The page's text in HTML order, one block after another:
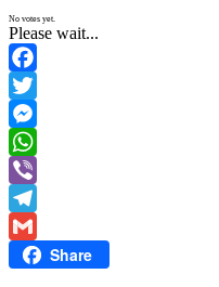
No votes yet.
Please wait...
Facebook
Twitter
Messenger
WhatsApp
Viber
Telegram
GmailShare